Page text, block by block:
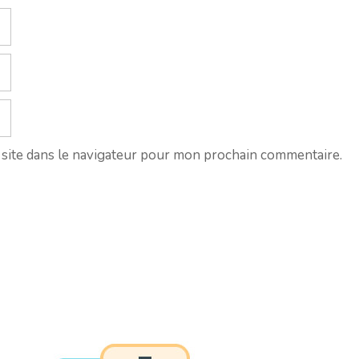
dans le navigateur pour mon prochain commentaire.